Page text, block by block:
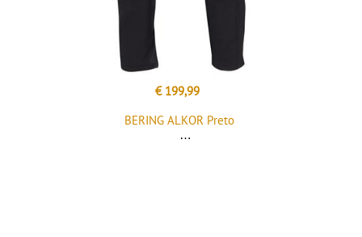
€ 199,99
BERING ALKOR Preto